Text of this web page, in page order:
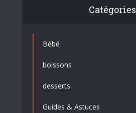
Catégories
Bébé
boissons
desserts
Guides & Astuces